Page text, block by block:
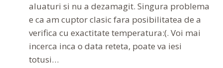
aluaturi si nu a dezamagit. Singura problema
e ca am cuptor clasic fara posibilitatea de a
verifica cu exactitate temperatura:(. Voi mai
incerca inca o data reteta, poate va iesi
totusi…